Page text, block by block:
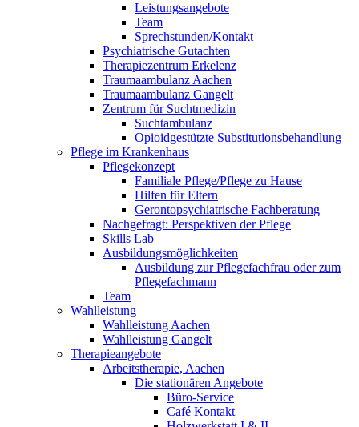
Leistungsangebote
Team
Sprechstunden/Kontakt
Psychiatrische Gutachten
Therapiezentrum Erkelenz
Traumaambulanz Aachen
Traumaambulanz Gangelt
Zentrum für Suchtmedizin
Suchtambulanz
Opioidgestützte Substitutionsbehandlung
Pflege im Krankenhaus
Pflegekonzept
Familiale Pflege/Pflege zu Hause
Hilfen für Eltern
Gerontopsychiatrische Fachberatung
Nachgefragt: Perspektiven der Pflege
Skills Lab
Ausbildungsmöglichkeiten
Ausbildung zur Pflegefachfrau oder zum
Pflegefachmann
Team
Wahlleistung
Wahlleistung Aachen
Wahlleistung Gangelt
Therapieangebote
Arbeitstherapie, Aachen
Die stationären Angebote
Büro-Service
Café Kontakt